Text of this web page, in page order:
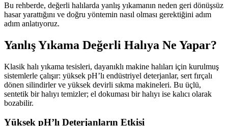
Bu rehberde, değerli halılarda yanlış yıkamanın neden geri dönüşsüz
hasar yarattığını ve doğru yöntemin nasıl olması gerektiğini adım
adım anlatıyoruz.
Yanlış Yıkama Değerli Halıya Ne Yapar?
Klasik halı yıkama tesisleri, dayanıklı makine halıları için kurulmuş
sistemlerle çalışır: yüksek pH’lı endüstriyel deterjanlar, sert fırçalı
dönen silindirler ve yüksek devirli sıkma makineleri. Bu üçlü,
sentetik bir halıyı temizler; el dokuması bir halıyı ise kalıcı olarak
bozabilir.
Yüksek pH’lı Deterjanların Etkisi